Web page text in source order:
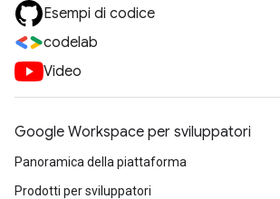
Esempi di codice
codelab
Video
Google Workspace per sviluppatori
Panoramica della piattaforma
Prodotti per sviluppatori